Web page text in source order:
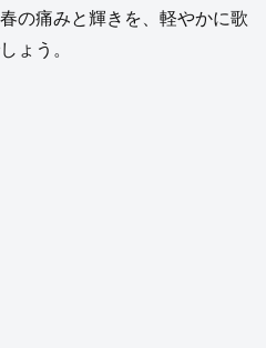
の痛みと輝きを、軽やかに歌
ょう。